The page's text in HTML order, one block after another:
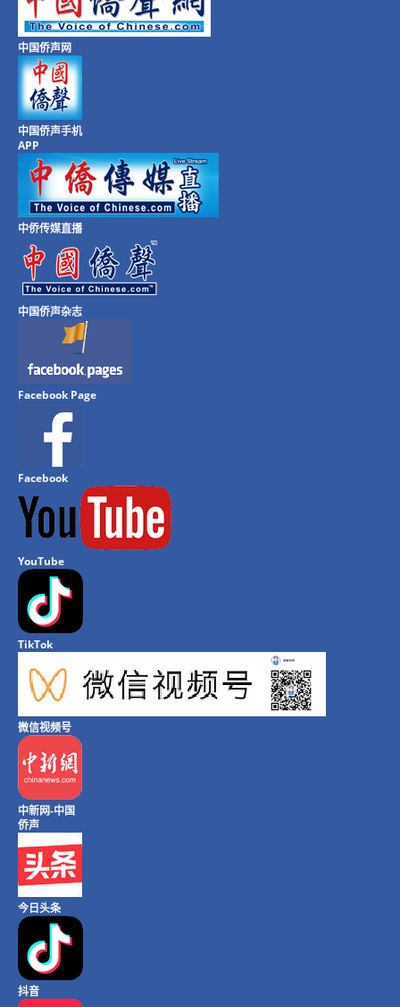
中国侨声网
中国侨声手机
APP
中侨传媒直播
中国侨声杂志
Facebook Page
Facebook
YouTube
TikTok
微信视频号
中新网-中国
侨声
今日头条
抖音